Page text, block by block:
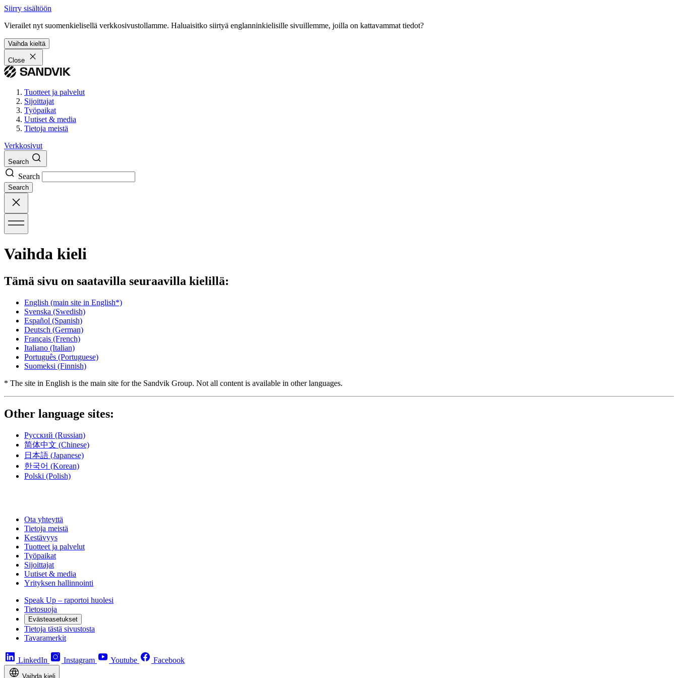
Siirry sisältöön
Vierailet nyt suomenkielisellä verkkosivustollamme. Haluaisitko siirtyä englanninkielisille sivuillemme, joilla on kattavammat tiedot?
Vaihda kieltä
Close
Tuotteet ja palvelut
Sijoittajat
Työpaikat
Uutiset & media
Tietoja meistä
Verkkosivut
Search
Search
Search
Vaihda kieli
Tämä sivu on saatavilla seuraavilla kielillä:
English (main site in English*)
Svenska (Swedish)
Español (Spanish)
Deutsch (German)
Français (French)
Italiano (Italian)
Português (Portuguese)
Suomeksi (Finnish)
* The site in English is the main site for the Sandvik Group. Not all content is available in other languages.
Other language sites:
Русский (Russian)
简体中文 (Chinese)
日本語 (Japanese)
한국어 (Korean)
Polski (Polish)
Ota yhteyttä
Tietoja meistä
Kestävyys
Tuotteet ja palvelut
Työpaikat
Sijoittajat
Uutiset & media
Yrityksen hallinnointi
Speak Up – raportoi huolesi
Tietosuoja
Evästeasetukset
Tietoja tästä sivustosta
Tavaramerkit
LinkedIn Instagram Youtube Facebook
Vaihda kieli